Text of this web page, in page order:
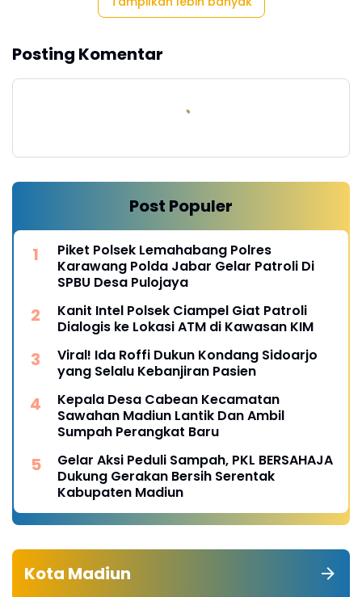
Posting Komentar
Post Populer
Piket Polsek Lemahabang Polres
Karawang Polda Jabar Gelar Patroli Di
SPBU Desa Pulojaya
Kanit Intel Polsek Ciampel Giat Patroli
Dialogis ke Lokasi ATM di Kawasan KIM
Viral! Ida Roffi Dukun Kondang Sidoarjo
yang Selalu Kebanjiran Pasien
Kepala Desa Cabean Kecamatan
Sawahan Madiun Lantik Dan Ambil
Sumpah Perangkat Baru
Gelar Aksi Peduli Sampah, PKL BERSAHAJA
Dukung Gerakan Bersih Serentak
Kabupaten Madiun
Kota Madiun